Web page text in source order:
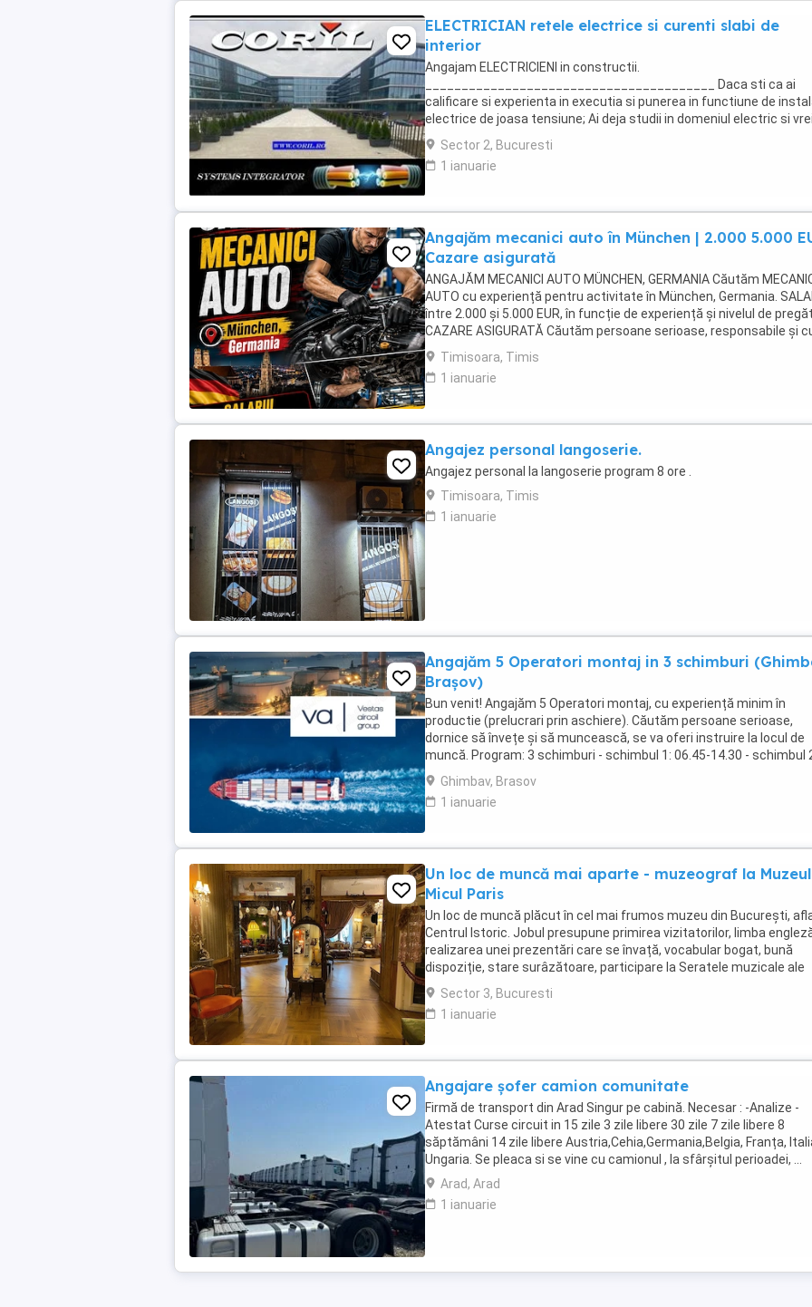
ELECTRICIAN retele electrice si curenti slabi de
interior
Angajam ELECTRICIENI in constructii.
________________________________________ Daca sti ca ai
calificare si experienta in executia si punerea in functiune de
electrice de joasa tensiune; Ai deja studii in domeniul electric si
te specializezi si pe instalarea echipamentelor de comunicatii ...
Sector 2, Bucuresti
1 ianuarie
Angajăm mecanici auto în München | 2.000 5.000
Cazare asigurată
ANGAJĂM MECANICI AUTO MÜNCHEN, GERMANIA Căutăm
AUTO cu experiență pentru activitate în München, Germania.
între 2.000 și 5.000 EUR, în funcție de experiență și nivelul de
CAZARE ASIGURATĂ Căutăm persoane serioase, responsabile și
experiență în domeniul mecanicii ...
Timisoara, Timis
1 ianuarie
Angajez personal langoserie.
Angajez personal la langoserie program 8 ore .
Timisoara, Timis
1 ianuarie
Angajăm 5 Operatori montaj in 3 schimburi
Brașov)
Bun venit! Angajăm 5 Operatori montaj, cu experiență minim în
productie (prelucrari prin aschiere). Căutăm persoane serioase,
dornice să învețe și să muncească, se va oferi instruire la locul de
muncă. Program: 3 schimburi - schimbul 1: 06.45-14.30 - schimbul
14.30-22.30 - schimbul 3: 22.30-6:30 ...
Ghimbav, Brasov
1 ianuarie
Un loc de muncă mai aparte - muzeograf la Muzeul
Micul Paris
Un loc de muncă plăcut în cel mai frumos muzeu din București,
Centrul Istoric. Jobul presupune primirea vizitatorilor, limba
realizarea unei prezentări care se învață, vocabular bogat, bună
dispoziție, stare surâzătoare, participare la Seratele muzicale ale
muzeului, interacțiune pe ...
Sector 3, Bucuresti
1 ianuarie
Angajare șofer camion comunitate
Firmă de transport din Arad Singur pe cabină. Necesar : -Analize -
Atestat Curse circuit in 15 zile 3 zile libere 30 zile 7 zile libere 8
săptămâni 14 zile libere Austria,Cehia,Germania,Belgia, Franța,
Ungaria. Se pleaca si se vine cu camionul , la sfârșitul perioadei, ...
Arad, Arad
1 ianuarie